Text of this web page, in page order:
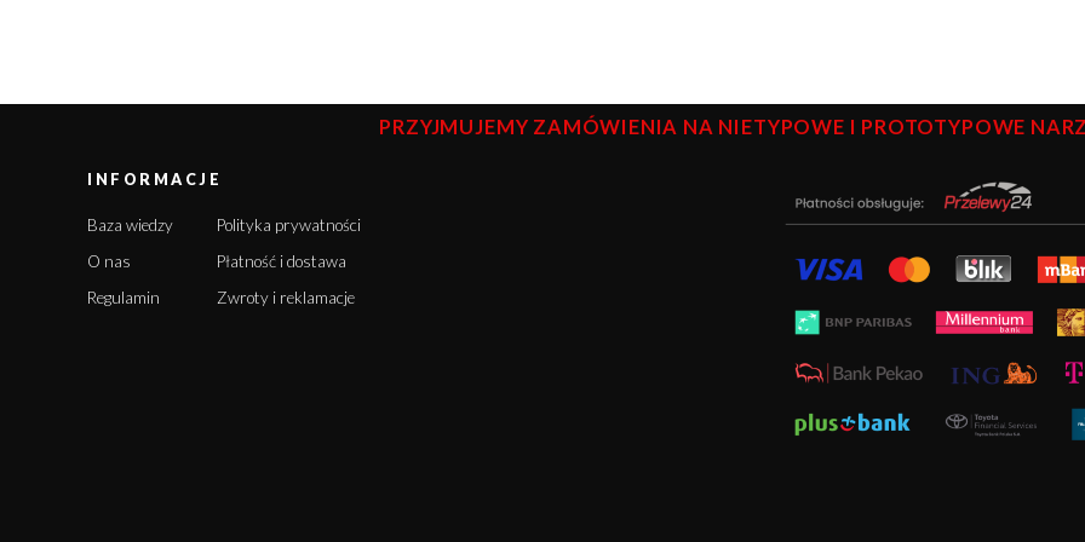
PRZYJMUJEMY ZAMÓWIENIA NA NIETYPOWE I PROTOTYPOWE
INFORMACJE
Baza wiedzy
O nas
Regulamin
Polityka prywatności
Płatność i dostawa
Zwroty i reklamacje